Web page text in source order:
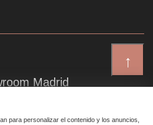
↑
Madrid
Canalejas 6, 4 izq
28014 Madrid
para personalizar el contenido y los anuncios,